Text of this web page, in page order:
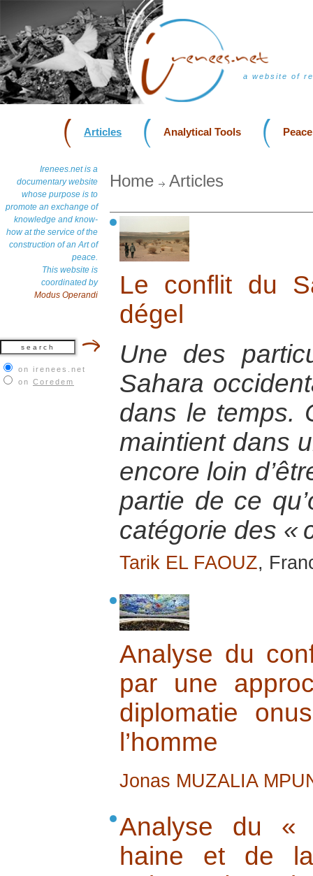
a website of
Articles Analytical Tools
Irenees.net is a
documentary website
whose purpose is to
promote an exchange of
knowledge and know-
how at the service of the
construction of an Art of
peace.
This website is
coordinated by
Modus Operandi
on irenees.net
on Coredem
Home Articles
Le conflit du
dégel
Une des
Sahara
dans le temps.
maintient dans
encore loin
partie de ce
catégorie des «
Tarik EL FAOUZ,
Analyse du
par une
diplomatie
l’homme
Jonas MUZALIA
Analyse du «
haine et de